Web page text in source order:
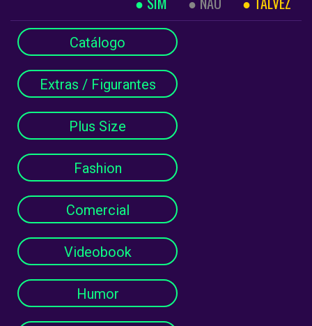
Catálogo
Extras / Figurantes
Plus Size
Fashion
Comercial
Videobook
Humor